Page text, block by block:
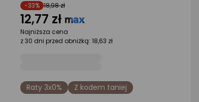
-33% 18,98 zł
12,77 zł
Najniższa cena
z 30 dni przed obniżką: 18,63 zł
Raty 3x0% Z kodem taniej